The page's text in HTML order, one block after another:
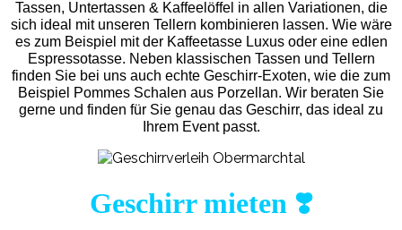
Tassen, Untertassen & Kaffeelöffel in allen Variationen, die
sich ideal mit unseren Tellern kombinieren lassen. Wie wäre
es zum Beispiel mit der Kaffeetasse Luxus oder eine edlen
Espressotasse. Neben klassischen Tassen und Tellern
finden Sie bei uns auch echte Geschirr-Exoten, wie die zum
Beispiel Pommes Schalen aus Porzellan. Wir beraten Sie
gerne und finden für Sie genau das Geschirr, das ideal zu
Ihrem Event passt.
Geschirr mieten ❣️